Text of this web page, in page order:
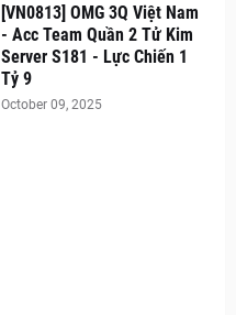
[VN0813] OMG 3Q Việt Nam
- Acc Team Quần 2 Tử Kim
Server S181 - Lực Chiến 1
Tỷ 9
October 09, 2025